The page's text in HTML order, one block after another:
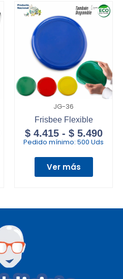
JG-36
Frisbee Flexible
$4.415 - $5.490
Pedido mínimo: 500 Uds
Ver más